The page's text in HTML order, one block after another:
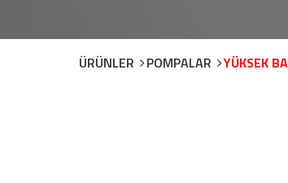
ÜRÜNLER POMPALAR YÜKSEK